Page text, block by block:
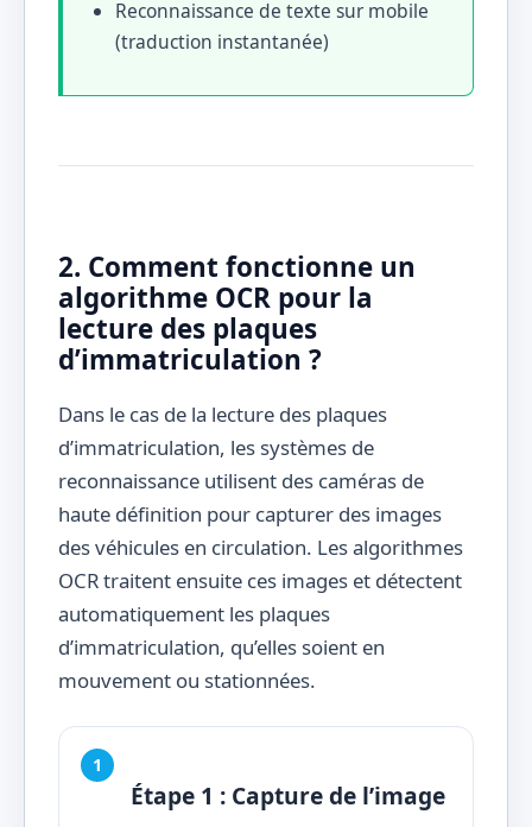
Reconnaissance de texte sur mobile
(traduction instantanée)
2. Comment fonctionne un
algorithme OCR pour la
lecture des plaques
d’immatriculation ?
Dans le cas de la lecture des plaques
d’immatriculation, les systèmes de
reconnaissance utilisent des caméras de
haute définition pour capturer des images
des véhicules en circulation. Les algorithmes
OCR traitent ensuite ces images et détectent
automatiquement les plaques
d’immatriculation, qu’elles soient en
mouvement ou stationnées.
Étape 1 : Capture de l’image